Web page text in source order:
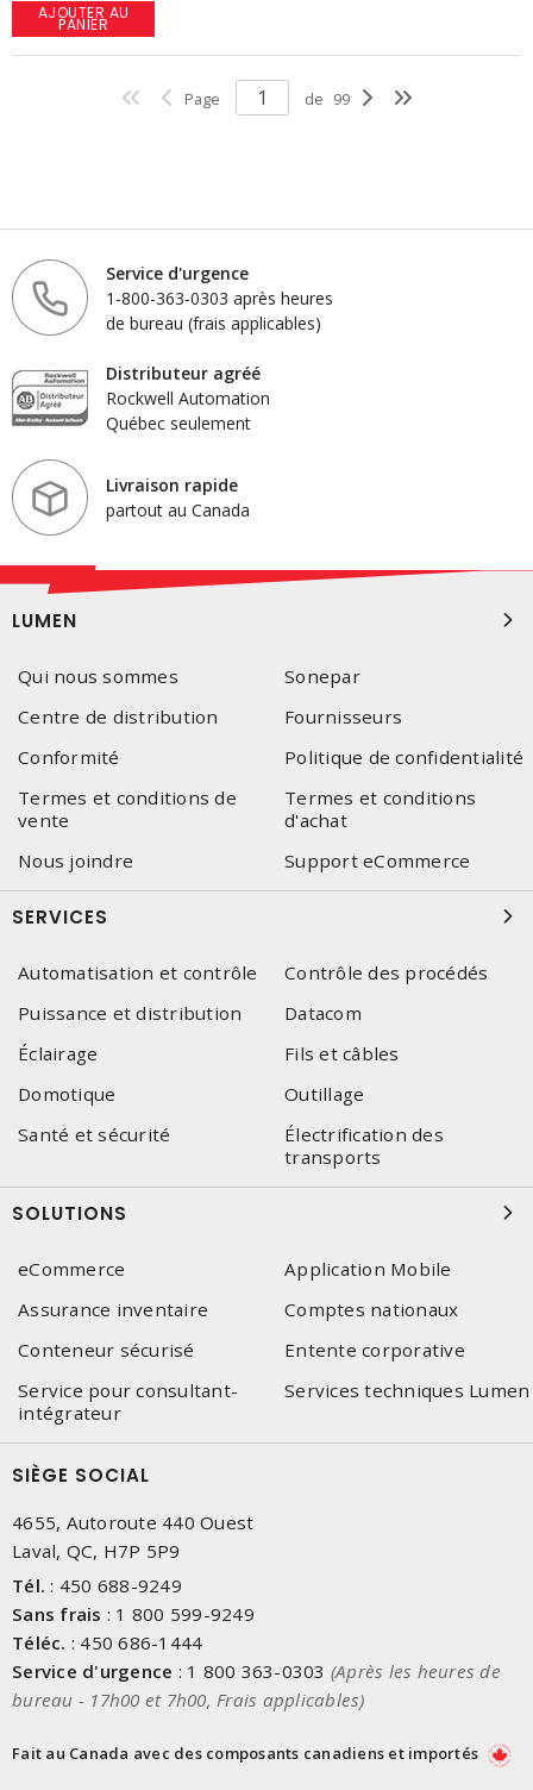
AJOUTER AU
PANIER
Page de 99
Service d'urgence
1-800-363-0303 après heures
de bureau (frais applicables)
Distributeur agréé
Rockwell Automation
Québec seulement
Livraison rapide
partout au Canada
LUMEN
Qui nous sommes
Sonepar
Centre de distribution
Fournisseurs
Conformité
Politique de confidentialité
Termes et conditions de
vente
Termes et conditions
d'achat
Nous joindre
Support eCommerce
SERVICES
Automatisation et contrôle
Contrôle des procédés
Puissance et distribution
Datacom
Éclairage
Fils et câbles
Domotique
Outillage
Santé et sécurité
Électrification des
transports
SOLUTIONS
eCommerce
Application Mobile
Assurance inventaire
Comptes nationaux
Conteneur sécurisé
Entente corporative
Service pour consultant-
intégrateur
Services techniques Lumen
SIÈGE SOCIAL
4655, Autoroute 440 Ouest
Laval, QC, H7P 5P9
Tél. : 450 688-9249
Sans frais : 1 800 599-9249
Téléc. : 450 686-1444
Service d'urgence : 1 800 363-0303 (Après les heures de
bureau - 17h00 et 7h00, Frais applicables)
Fait au Canada avec des composants canadiens et importés